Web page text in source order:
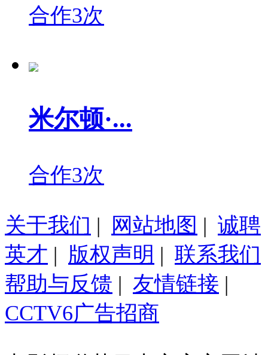
合作3次
米尔顿·...
合作3次
关于我们 | 网站地图 | 诚聘
英才 | 版权声明 | 联系我们
帮助与反馈 | 友情链接 |
CCTV6广告招商